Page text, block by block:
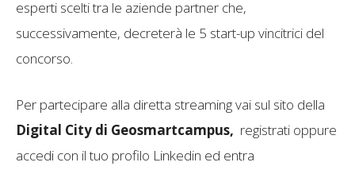
esperti scelti tra le aziende partner che,
successivamente, decreterà le 5 start-up vincitrici del
concorso.
Per partecipare alla diretta streaming vai sul sito della
Digital City di Geosmartcampus, registrati oppure
accedi con il tuo profilo Linkedin ed entra